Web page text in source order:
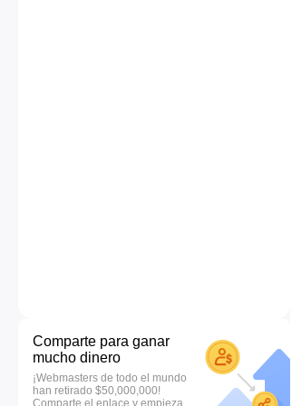
Comparte para ganar
mucho dinero
¡Webmasters de todo el mundo
han retirado $50,000,000!
Comparte el enlace y empieza